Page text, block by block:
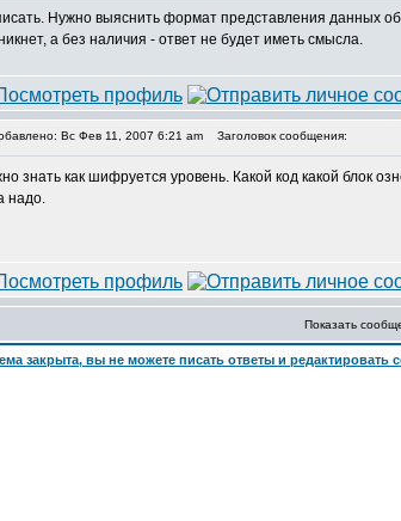
Нужно выяснить формат представления данных
а без наличия - ответ не будет иметь смысла.
Вс Фев 11, 2007 6:21 am Заголовок сообщения:
знать как шифруется уровень. Какой код какой блок
надо.
Показать